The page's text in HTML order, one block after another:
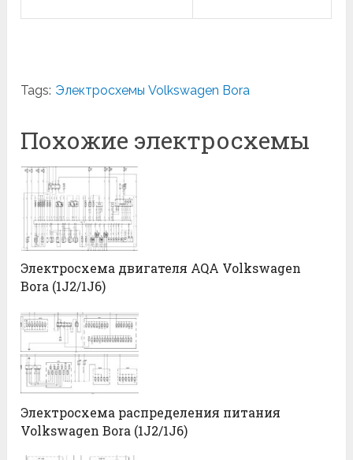
Tags: Электросхемы Volkswagen Bora
Похожие электросхемы
Электросхема двигателя AQA Volkswagen
Bora (1J2/1J6)
Электросхема распределения питания
Volkswagen Bora (1J2/1J6)